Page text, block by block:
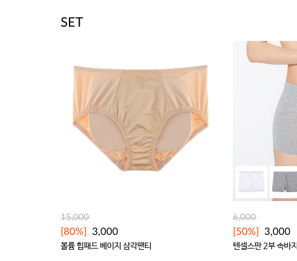
SET
15,000
[80%] 3,000
볼륨 힙패드 베이지 삼각팬티
6,000
[50%] 3,000
텐셀스판 2부 속바지